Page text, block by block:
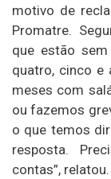
motivo de
Promatre.
que estão
quatro, cinco e
meses com
ou fazemos
o que temos
resposta.
contas”,